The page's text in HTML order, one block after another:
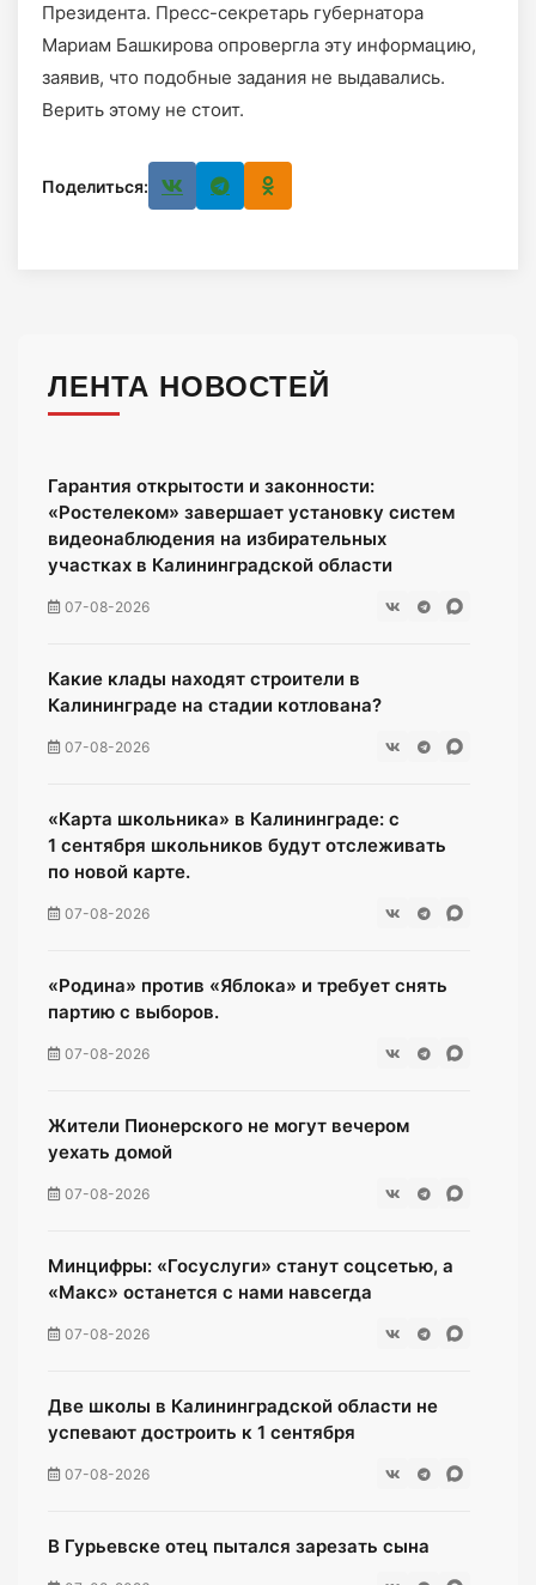
Президента. Пресс-секретарь губернатора
Мариам Башкирова опровергла эту информацию,
заявив, что подобные задания не выдавались.
Верить этому не стоит.
Поделиться:
ЛЕНТА НОВОСТЕЙ
Гарантия открытости и законности:
«Ростелеком» завершает установку систем
видеонаблюдения на избирательных
участках в Калининградской области
07-08-2026
Какие клады находят строители в
Калининграде на стадии котлована?
07-08-2026
«Карта школьника» в Калининграде: с
1 сентября школьников будут отслеживать
по новой карте.
07-08-2026
«Родина» против «Яблока» и требует снять
партию с выборов.
07-08-2026
Жители Пионерского не могут вечером
уехать домой
07-08-2026
Минцифры: «Госуслуги» станут соцсетью, а
«Макс» останется с нами навсегда
07-08-2026
Две школы в Калининградской области не
успевают достроить к 1 сентября
07-08-2026
В Гурьевске отец пытался зарезать сына